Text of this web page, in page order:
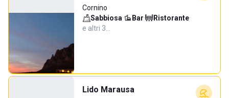
Cornino
Sabbiosa· Bar· Ristorante·
e altri 3…
Lido Marausa